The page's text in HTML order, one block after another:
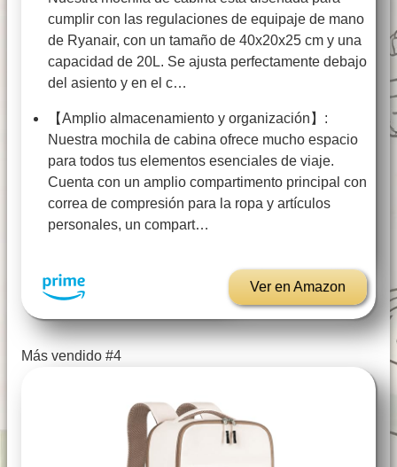
cumplir con las regulaciones de equipaje de mano
de Ryanair, con un tamaño de 40x20x25 cm y una
capacidad de 20L. Se ajusta perfectamente debajo
del asiento y en el c…
【Amplio almacenamiento y organización】:
Nuestra mochila de cabina ofrece mucho espacio
para todos tus elementos esenciales de viaje.
Cuenta con un amplio compartimento principal con
correa de compresión para la ropa y artículos
personales, un compart…
Ver en Amazon
Más vendido #4